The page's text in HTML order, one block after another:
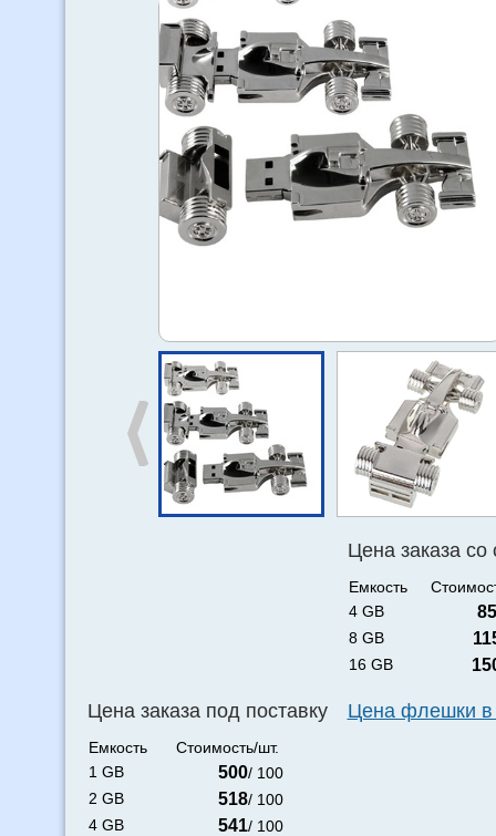
Цена заказа под поставку
Емкость
Стоимость/шт.
1 GB
500/ 100
2 GB
518/ 100
4 GB
541/ 100
Цена заказа со
Емкость
4 GB
8 GB
16 GB
Цена флешки в